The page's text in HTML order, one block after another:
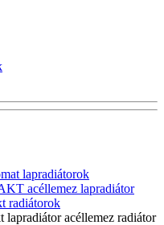
lapradiátorok
acéllemez lapradiátor
radiátorok
acéllemez radiátor